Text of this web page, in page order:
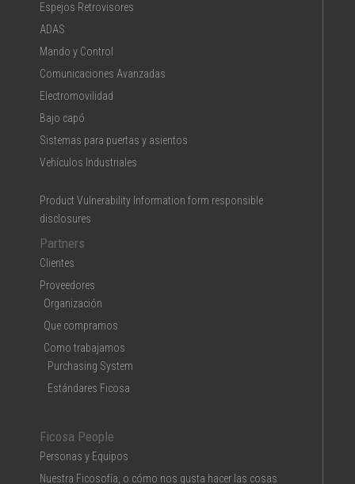
Espejos Retrovisores
ADAS
Mando y Control
Comunicaciones Avanzadas
Electromovilidad
Bajo capó
Sistemas para puertas y asientos
Vehículos Industriales
Product Vulnerability Information form responsible
disclosures
Partners
Clientes
Proveedores
Organización
Que compramos
Como trabajamos
Purchasing System
Estándares Ficosa
Ficosa People
Personas y Equipos
Nuestra Ficosofía, o cómo nos gusta hacer las cosas